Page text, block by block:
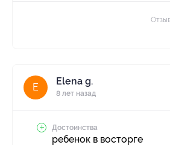
E
Elena g.
8 лет назад
Достоинства
ребенок в восторге